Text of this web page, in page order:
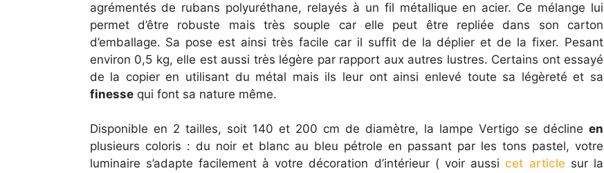
agrémentés de rubans polyuréthane, relayés à un fil métallique en acier. Ce mélange lui
permet d’être robuste mais très souple car elle peut être repliée dans son carton
d’emballage. Sa pose est ainsi très facile car il suffit de la déplier et de la fixer. Pesant
environ 0,5 kg, elle est aussi très légère par rapport aux autres lustres. Certains ont essayé
de la copier en utilisant du métal mais ils leur ont ainsi enlevé toute sa légèreté et sa
finessequi font sa nature même.
Disponible en 2 tailles, soit 140 et 200 cm de diamètre, la lampe Vertigo se décline en
plusieurs coloris : du noir et blanc au bleu pétrole en passant par les tons pastel, votre
luminaire s’adapte facilement à votre décoration d’intérieur ( voir aussicet articlesur la